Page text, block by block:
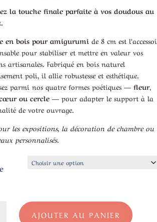
prix :
10,00€
la touche finale parfaite à vos doudous au
en bois pour amigurumi de 8 cm est
pour stabiliser et mettre en valeur vos
artisanales. Fabriqué en bois naturel
poli, il allie robustesse et esthétique.
parmi nos quatre formes poétiques — fleur,
ou cercle— pour adapter le support à la
de votre ouvrage.
les expositions, la décoration de chambre ou
personnalisés.
AJOUTER AU PANIER